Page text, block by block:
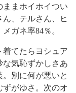
ままホイホイつい
、テルさん、ヒ
ガネ率84％。
てたらヨシュア
な気恥ずかしさあ
別に何が悪いと
ずがゆさ。次のオ